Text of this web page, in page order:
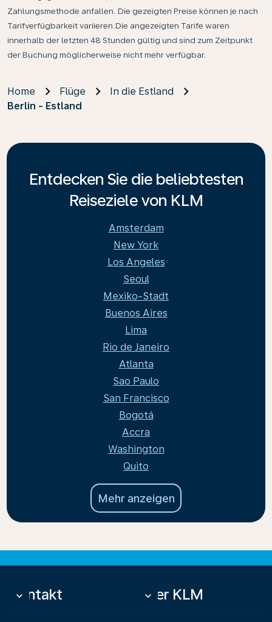
Zahlungsmethode anfallen. Die gezeigten Preise können je nach
Tarifverfügbarkeit variieren.Die angezeigten Tarife waren
innerhalb der letzten 48 Stunden gültig und sind zum Zeitpunkt
der Buchung möglicherweise nicht mehr verfügbar.
Home Flüge
In die Estland
Berlin - Estland
Entdecken Sie die beliebtesten
Reiseziele von KLM
Amsterdam
New York
Los Angeles
Seoul
Mexiko-Stadt
Buenos Aires
Lima
Rio de Janeiro
Atlanta
Sao Paulo
San Francisco
Bogotá
Accra
Washington
Quito
Mehr anzeigen
Kontakt
keyboard_arrow_down Über KLM
keyboard_arrow_down